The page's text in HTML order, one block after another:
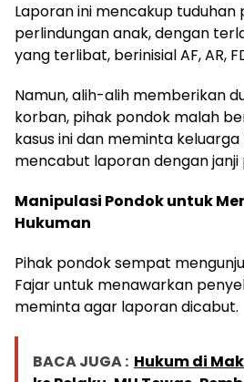
Laporan ini mencakup
perlindungan anak, dengan
yang terlibat, berinisial AF, AR,
Namun, alih-alih memberikan
korban, pihak pondok malah
kasus ini dan meminta
mencabut laporan dengan janji
Manipulasi Pondok untuk
Hukuman
Pihak pondok sempat
Fajar untuk menawarkan
meminta agar laporan dicabut.
BACA JUGA : Hukum di